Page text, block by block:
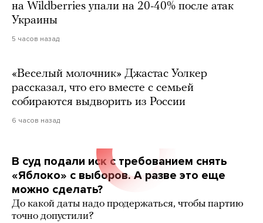
на Wildberries упали на 20-40% после атак
Украины
5 часов назад
«Веселый молочник» Джастас Уолкер
рассказал, что его вместе с семьей
собираются выдворить из России
6 часов назад
В суд подали иск с требованием снять
«Яблоко» с выборов. А разве это еще
можно сделать?
До какой даты надо продержаться, чтобы партию
точно допустили?